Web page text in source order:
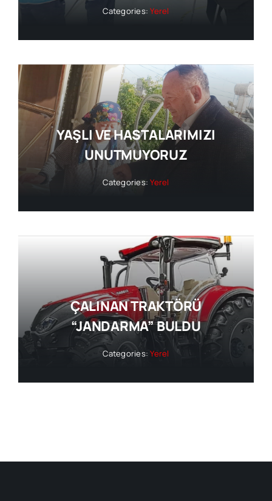
Categories:Yerel
YAŞLI VE HASTALARIMIZI
UNUTMUYORUZ
Categories:Yerel
ÇALINAN TRAKTÖRÜ
“JANDARMA” BULDU
Categories:Yerel